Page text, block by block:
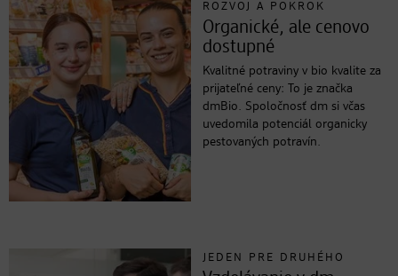
ROZVOJ A POKROK
Organické, ale cenovo
dostupné
Kvalitné potraviny v bio kvalite za
prijateľné ceny: To je značka
dmBio. Spoločnosť dm si včas
uvedomila potenciál organicky
pestovaných potravín.
JEDEN PRE DRUHÉHO